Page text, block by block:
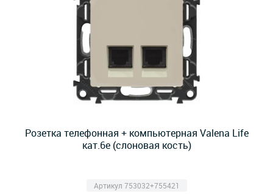
Розетка телефонная + компьютерная Valena Life
кат.6e (слоновая кость)
Артикул 753032+755421